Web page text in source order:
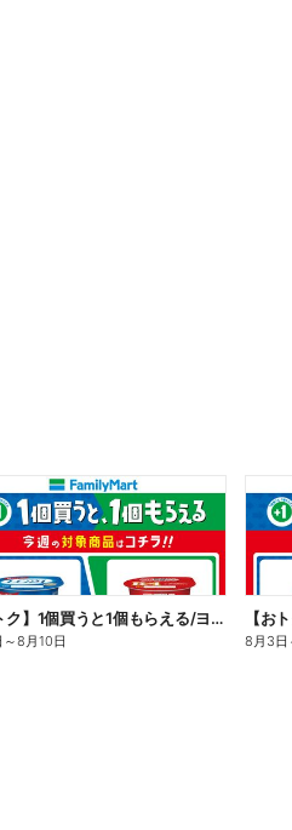
【おトク】1個買うと1個もらえる/ヨーグルト
～8月10日
【お
8月3日